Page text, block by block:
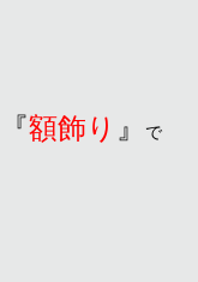
『額飾り 』
で